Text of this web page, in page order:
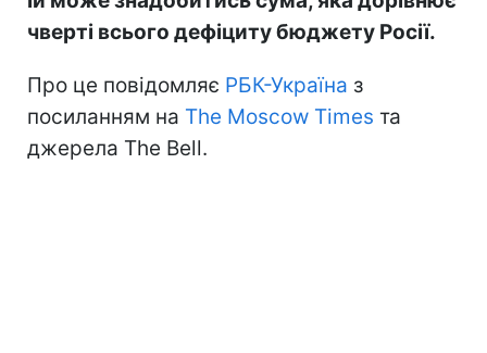
чверті всього дефіциту бюджету Росії.
Про це повідомляє РБК-Україна з
посиланням на The Moscow Times та
джерела The Bell.